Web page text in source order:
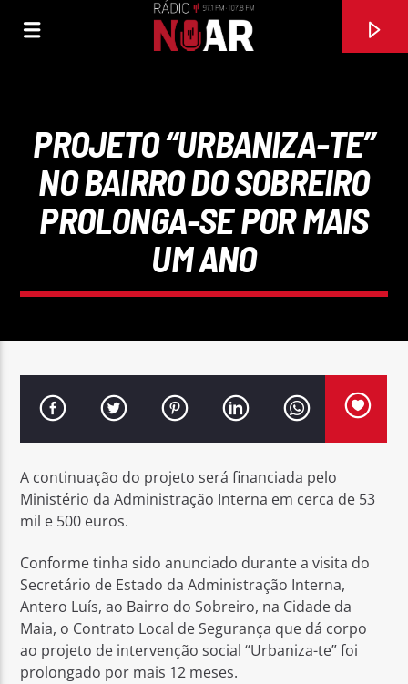
FAIXA ATUAL
EU NÃO SOU ELA
REBECA
PROJETO “URBANIZA-TE”
NO BAIRRO DO SOBREIRO
PROLONGA-SE POR MAIS
UM ANO
A continuação do projeto será financiada pelo
Ministério da Administração Interna em cerca de 53
mil e 500 euros.
Conforme tinha sido anunciado durante a visita do
Secretário de Estado da Administração Interna,
Antero Luís, ao Bairro do Sobreiro, na Cidade da
Maia, o Contrato Local de Segurança que dá corpo
ao projeto de intervenção social “Urbaniza-te” foi
prolongado por mais 12 meses.